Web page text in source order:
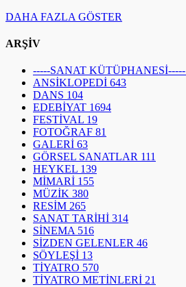
DAHA FAZLA GÖSTER
ARŞİV
-----SANAT KÜTÜPHANESİ-----
ANSİKLOPEDİ 643
DANS 104
EDEBİYAT 1694
FESTİVAL 19
FOTOĞRAF 81
GALERİ 63
GÖRSEL SANATLAR 111
HEYKEL 139
MİMARİ 155
MÜZİK 380
RESİM 265
SANAT TARİHİ 314
SİNEMA 516
SİZDEN GELENLER 46
SÖYLEŞİ 13
TİYATRO 570
TİYATRO METİNLERİ 21